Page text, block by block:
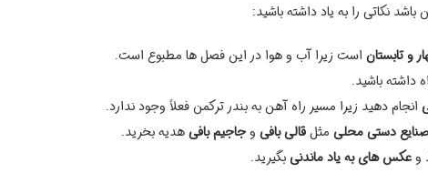
نکاتی را به یاد داشته باشید:
و تابستان است زیرا آب و هوا در این فصل ها مطبوع است.
داشته باشید.
انجام دهید زیرا مسیر راه آهن به بندر ترکمن فعلاً وجود ندارد.
صنایع دستی محلی مثلقالی بافی وجاجیم بافیهدیه بخرید.
وعکس های به یاد ماندنیبگیرید.